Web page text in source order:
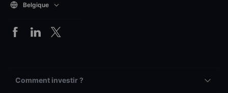
Belgique
Comment investir ?